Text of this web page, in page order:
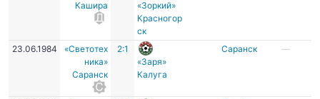
Кашира
«Зоркий»
Красногор
ск
23.06.1984
«Светотех
ника»
Саранск
2:1
«Заря»
Калуга
Саранск —